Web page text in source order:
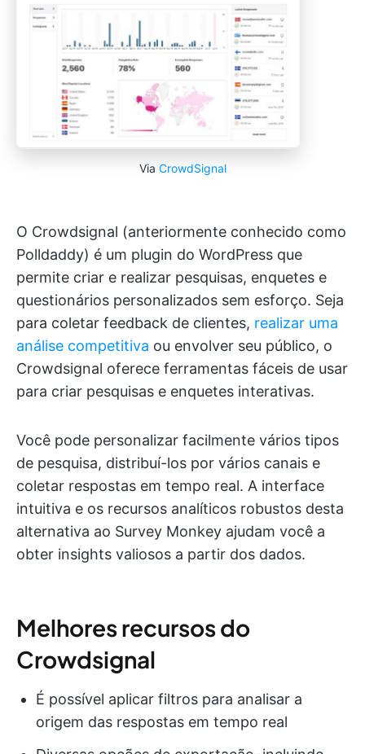
Via CrowdSignal
O Crowdsignal (anteriormente conhecido como
Polldaddy) é um plugin do WordPress que
permite criar e realizar pesquisas, enquetes e
questionários personalizados sem esforço. Seja
para coletar feedback de clientes, realizar uma
análise competitiva ou envolver seu público, o
Crowdsignal oferece ferramentas fáceis de usar
para criar pesquisas e enquetes interativas.
Você pode personalizar facilmente vários tipos
de pesquisa, distribuí-los por vários canais e
coletar respostas em tempo real. A interface
intuitiva e os recursos analíticos robustos desta
alternativa ao Survey Monkey ajudam você a
obter insights valiosos a partir dos dados.
Melhores recursos do
Crowdsignal
É possível aplicar filtros para analisar a
origem das respostas em tempo real